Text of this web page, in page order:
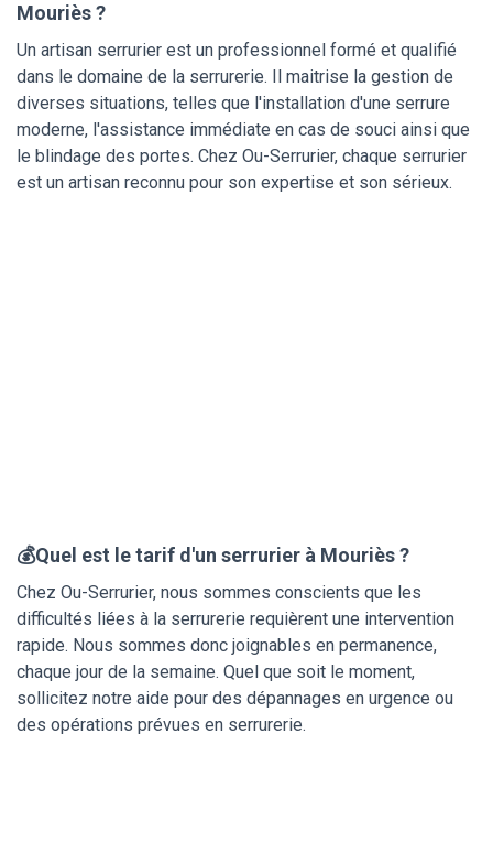
Mouriès ?
Un artisan serrurier est un professionnel formé et qualifié
dans le domaine de la serrurerie. Il maitrise la gestion de
diverses situations, telles que l'installation d'une serrure
moderne, l'assistance immédiate en cas de souci ainsi que
le blindage des portes. Chez Ou-Serrurier, chaque serrurier
est un artisan reconnu pour son expertise et son sérieux.
💰Quel est le tarif d'un serrurier à Mouriès ?
Chez Ou-Serrurier, nous sommes conscients que les
difficultés liées à la serrurerie requièrent une intervention
rapide. Nous sommes donc joignables en permanence,
chaque jour de la semaine. Quel que soit le moment,
sollicitez notre aide pour des dépannages en urgence ou
des opérations prévues en serrurerie.